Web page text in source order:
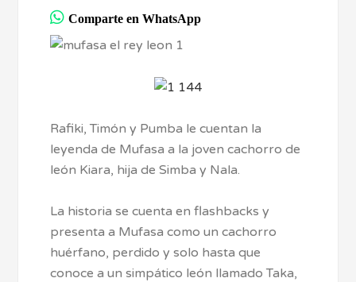
Comparte en WhatsApp
Rafiki, Timón y Pumba le cuentan la
leyenda de Mufasa a la joven cachorro de
león Kiara, hija de Simba y Nala.
La historia se cuenta en flashbacks y
presenta a Mufasa como un cachorro
huérfano, perdido y solo hasta que
conoce a un simpático león llamado Taka,